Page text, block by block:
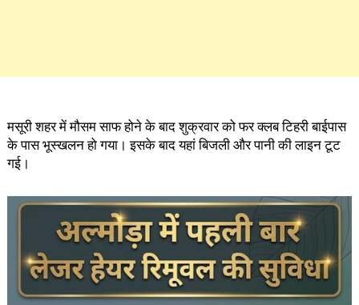
मसूरी शहर में मौसम साफ होने के बाद शुक्रवार को फर क्लब टिहरी बाईपास
के पास भूस्खलन हो गया। इसके बाद यहां बिजली और पानी की लाइन टूट
गई।